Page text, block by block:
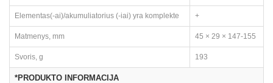
Elementas(-ai)/akumuliatorius (-iai) yra komplekte +
Matmenys, mm 45 × 29 × 147-155
Svoris, g 193
*PRODUKTO INFORMACIJA